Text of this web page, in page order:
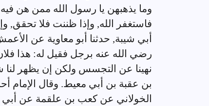
وما يذهبهن يا رسول الله ممن هن
فاستغفر الله, وإذا ظننت فلا تحقق,
أبي شيبة, حدثنا أبو معاوية عن
رضي الله عنه برجل فقيل له: هذا
نهينا عن التجسس ولكن إن يظهر لنا
بن عقبة بن أبي معيط. وقال الإمام
الخولاني عن كعب بن علقمة عن أبي